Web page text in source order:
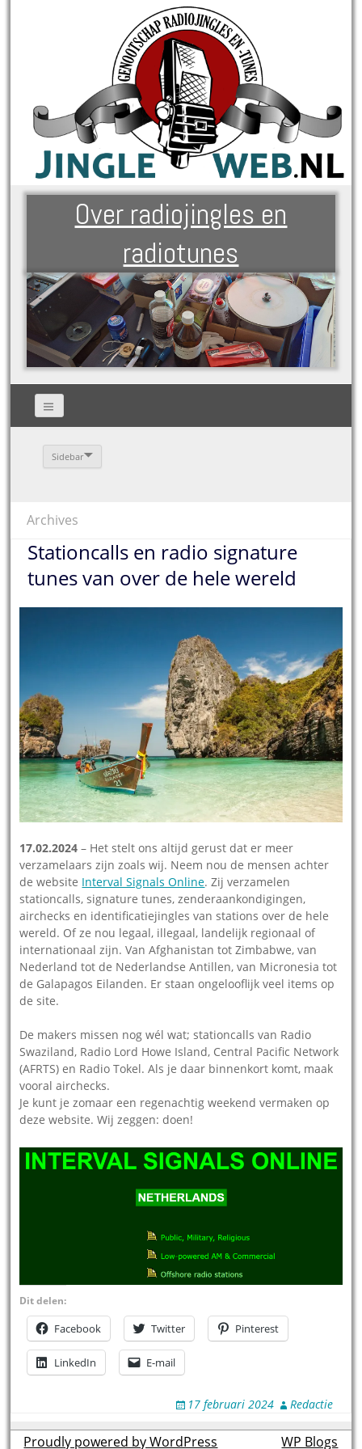
Over radiojingles en
radiotunes
Sidebar
Archives
Stationcalls en radio signature
tunes van over de hele wereld
17.02.2024 – Het stelt ons altijd gerust dat er meer
verzamelaars zijn zoals wij. Neem nou de mensen achter
de website Interval Signals Online. Zij verzamelen
stationcalls, signature tunes, zenderaankondigingen,
airchecks en identificatiejingles van stations over de hele
wereld. Of ze nou legaal, illegaal, landelijk regionaal of
internationaal zijn. Van Afghanistan tot Zimbabwe, van
Nederland tot de Nederlandse Antillen, van Micronesia tot
de Galapagos Eilanden. Er staan ongelooflijk veel items op
de site.
De makers missen nog wél wat; stationcalls van Radio
Swaziland, Radio Lord Howe Island, Central Pacific Network
(AFRTS) en Radio Tokel. Als je daar binnenkort komt, maak
vooral airchecks.
Je kunt je zomaar een regenachtig weekend vermaken op
deze website. Wij zeggen: doen!
Dit delen:
Facebook Twitter Pinterest
LinkedIn E-mail
17 februari 2024 Redactie
Proudly powered by WordPress theme byWP Blogs